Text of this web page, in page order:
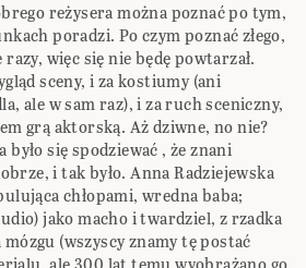
reżysera można poznać po tym,
poradzi. Po czym poznać złego,
więc się nie będę powtarzał.
sceny, i za kostiumy (ani
ale w sam raz), i za ruch sceniczny,
grą aktorską. Aż dziwne, no nie?
było się spodziewać , że znani
i tak było. Anna Radziejewska
chłopami, wredna baba;
jako macho i twardziel, z rzadka
(wszyscy znamy tę postać